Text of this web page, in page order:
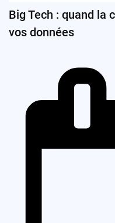
Big Tech : quand la
vos données